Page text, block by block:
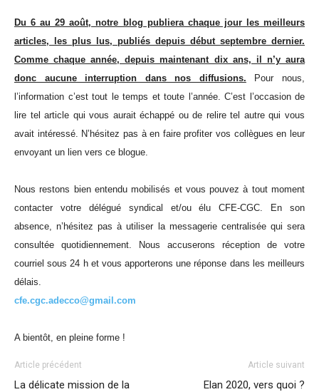
Du 6 au 29 août, notre blog publiera chaque jour les meilleurs
articles, les plus lus, publiés depuis début septembre dernier.
Comme chaque année, depuis maintenant dix ans, il n’y aura
donc aucune interruption dans nos diffusions.
Pour nous,
l’information c’est tout le temps et toute l’année. C’est l’occasion de
lire tel article qui vous aurait échappé ou de relire tel autre qui vous
avait intéressé. N’hésitez pas à en faire profiter vos collègues en leur
envoyant un lien vers ce blogue.
Nous restons bien entendu mobilisés et vous pouvez à tout moment
contacter votre délégué syndical et/ou élu CFE-CGC. En son
absence, n’hésitez pas à utiliser la messagerie centralisée qui sera
consultée quotidiennement. Nous accuserons réception de votre
courriel sous 24 h et vous apporterons une réponse dans les meilleurs
délais.
cfe.cgc.adecco@gmail.com
A bientôt, en pleine forme !
Article précédent
La délicate mission de la
Article suivant
Elan 2020, vers quoi ?